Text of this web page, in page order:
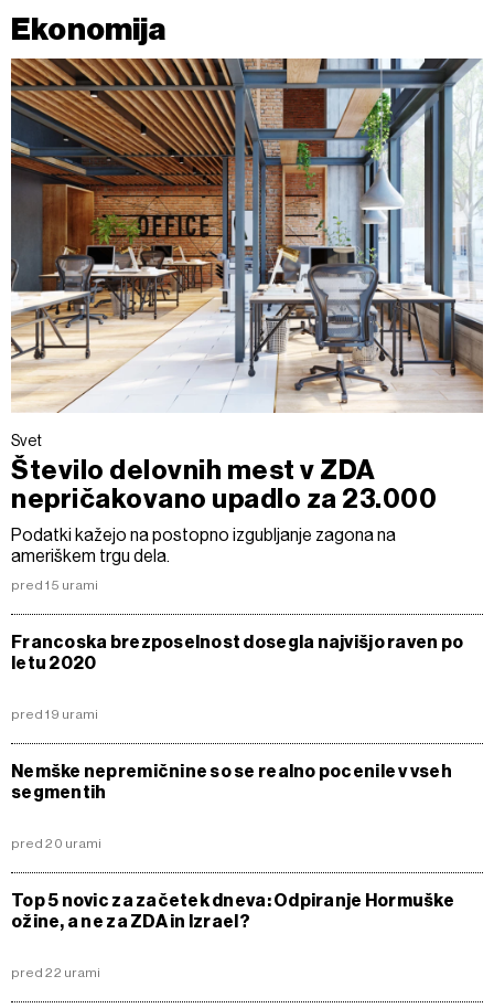
Ekonomija
Svet
Število delovnih mest v ZDA
nepričakovano upadlo za 23.000
Podatki kažejo na postopno izgubljanje zagona na
ameriškem trgu dela.
pred 15 urami
Francoska brezposelnost dosegla najvišjo raven po
letu 2020
pred 19 urami
Nemške nepremičnine so se realno pocenile v vseh
segmentih
pred 20 urami
Top 5 novic za začetek dneva: Odpiranje Hormuške
ožine, a ne za ZDA in Izrael?
pred 22 urami